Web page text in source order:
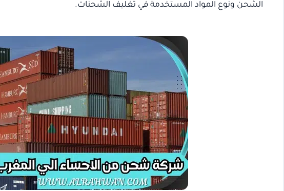
الشحن ونوع المواد المستخدمة في تغليف الشحنات.